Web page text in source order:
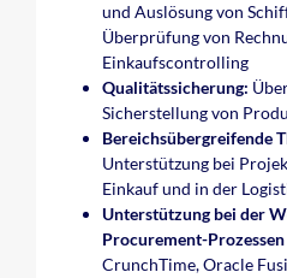
und Auslösung von
Überprüfung von
Einkaufscontrolling
Qualitätssicherung:
Sicherstellung von
Bereichsübergreifende
Unterstützung bei
Einkauf und in der
Unterstützung bei der
Procurement-
CrunchTime, Oracle